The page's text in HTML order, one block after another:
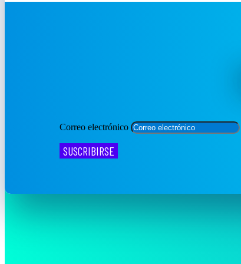
Correo electrónico
SUSCRIBIRSE